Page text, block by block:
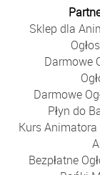
Sklep dla
Darmowe
Darmowe
Płyn do
Kurs Animatora
Bezpłatne